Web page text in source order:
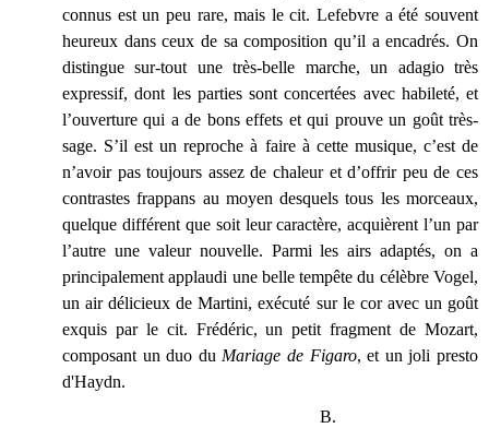
connus est un peu rare, mais le cit. Lefebvre a été souvent
heureux dans ceux de sa composition qu’il a encadrés. On
distingue sur-tout une très-belle marche, un adagio très
expressif, dont les parties sont concertées avec habileté, et
l’ouverture qui a de bons effets et qui prouve un goût très-
sage. S’il est un reproche à faire à cette musique, c’est de
n’avoir pas toujours assez de chaleur et d’offrir peu de ces
contrastes frappans au moyen desquels tous les morceaux,
quelque différent que soit leur caractère, acquièrent l’un par
l’autre une valeur nouvelle. Parmi les airs adaptés, on a
principalement applaudi une belle tempête du célèbre Vogel,
un air délicieux de Martini, exécuté sur le cor avec un goût
exquis par le cit. Frédéric, un petit fragment de Mozart,
composant un duo duMariage de Figaro, et un joli presto
d'Haydn.
B.